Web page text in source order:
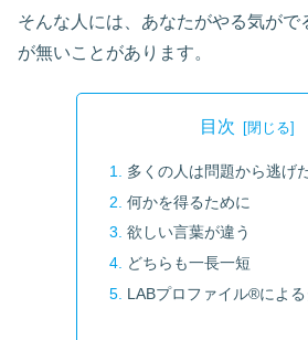
そんな人には、あなたがやる気がで
が無いことがあります。
目次
多くの人は問題から逃げ
何かを得るために
欲しい言葉が違う
どちらも一長一短
LABプロファイル®によ